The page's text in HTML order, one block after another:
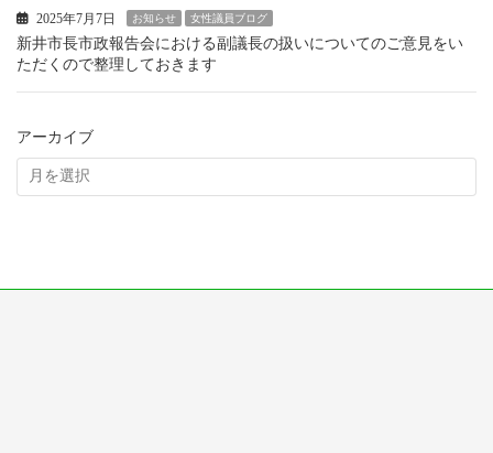
2025年7月7日 お知らせ 女性議員ブログ
新井市長市政報告会における副議長の扱いについてのご意見をい
ただくので整理しておきます
アーカイブ